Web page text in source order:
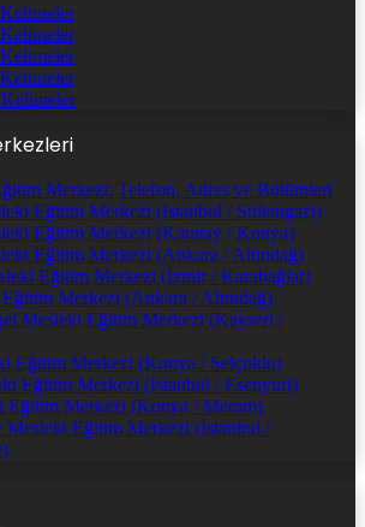
Merkezi: Telefon, Adres ve Bölümleri
Eğitim Merkezi (İstanbul / Sultangazi)
Eğitim Merkezi (Karatay / Konya)
Eğitim Merkezi (Ankara / Altındağ)
Eğitim Merkezi (İzmir / Karabağlar)
Merkezi (Ankara / Altındağ)
Mesleki Eğitim Merkezi (Kayseri /
Eğitim Merkezi (Konya / Selçuklu)
Eğitim Merkezi (İstanbul / Esenyurt)
Eğitim Merkezi (Konya / Meram)
Mesleki Eğitim Merkezi (İstanbul /